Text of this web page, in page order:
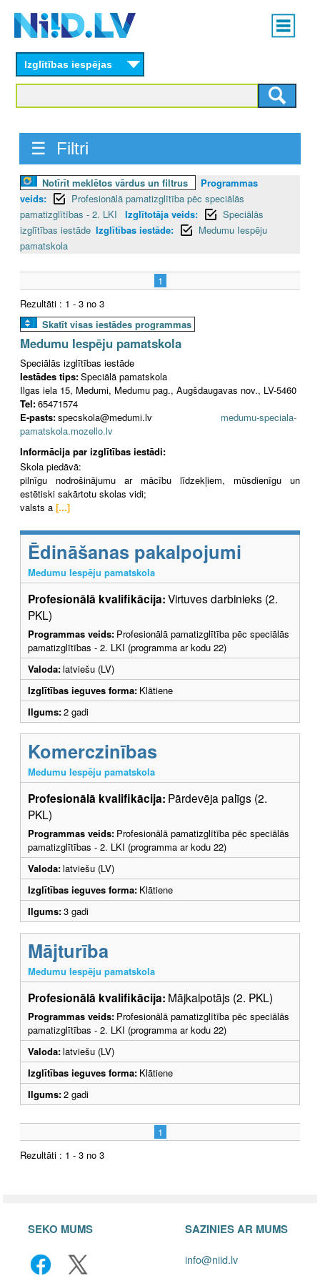
content
Main
menu
Izglītības iespējas
☰ Filtri
Notīrīt meklētos vārdus un filtrus
Programmas
veids:
Profesionālā pamatizglītība pēc speciālās
pamatizglītības - 2. LKI
Izglītotāja veids:
Speciālās
izglītības iestāde Izglītības iestāde:
Medumu Iespēju
pamatskola
1
Rezultāti : 1 - 3 no 3
Skatīt visas iestādes programmas
Medumu Iespēju pamatskola
Speciālās izglītības iestāde
Iestādes tips:Speciālā pamatskola
Ilgas iela 15, Medumi, Medumu pag., Augšdaugavas nov., LV-5460
Tel:65471574
E-pasts:specskola@medumi.lv medumu-speciala-
pamatskola.mozello.lv
Informācija par izglītības iestādi:
Skola piedāvā:
pilnīgu nodrošinājumu ar mācību līdzekļiem, mūsdienīgu un
estētiski sakārtotu skolas vidi;
valsts a [...]
Ēdināšanas pakalpojumi
Medumu Iespēju pamatskola
Profesionālā kvalifikācija:Virtuves darbinieks (2.
PKL)
Programmas veids: Profesionālā pamatizglītība pēc speciālās
pamatizglītības - 2. LKI (programma ar kodu 22)
Valoda:latviešu (LV)
Izglītības ieguves forma: Klātiene
Ilgums:2 gadi
Komerczinības
Medumu Iespēju pamatskola
Profesionālā kvalifikācija: Pārdevēja palīgs (2.
PKL)
Programmas veids: Profesionālā pamatizglītība pēc speciālās
pamatizglītības - 2. LKI (programma ar kodu 22)
Valoda:latviešu (LV)
Izglītības ieguves forma: Klātiene
Ilgums:3 gadi
Mājturība
Medumu Iespēju pamatskola
Profesionālā kvalifikācija: Mājkalpotājs (2. PKL)
Programmas veids: Profesionālā pamatizglītība pēc speciālās
pamatizglītības - 2. LKI (programma ar kodu 22)
Valoda:latviešu (LV)
Izglītības ieguves forma: Klātiene
Ilgums:2 gadi
1
Rezultāti : 1 - 3 no 3
SEKO MUMS SAZINIES AR MUMS
info@niid.lv